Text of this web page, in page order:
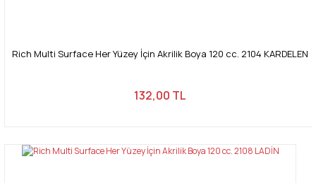
Rich Multi Surface Her Yüzey İçin Akrilik Boya 120 cc. 2104 KARDELEN
132,00 TL